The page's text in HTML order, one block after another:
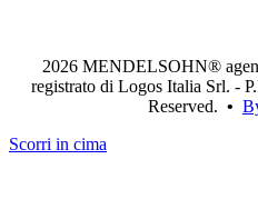
2026 MENDELSOHN®
registrato di Logos Italia Srl. -
Reserved. •
Scorri in cima